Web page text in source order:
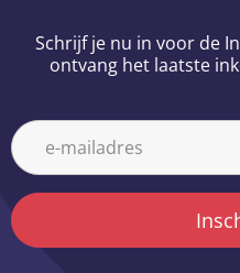
Schrijf je nu in voor de
ontvang het laatste